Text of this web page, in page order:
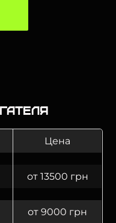
Цена
от 13500 грн
от 9000 грн